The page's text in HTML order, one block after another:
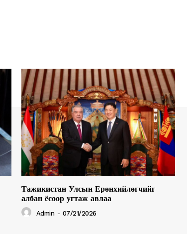
Тажикистан Улсын Ерөнхийлөгчийг
албан ёсоор угтаж авлаа
Admin - 07/21/2026